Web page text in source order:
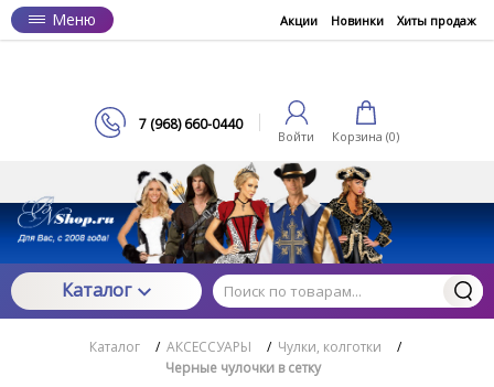
Меню Акции Новинки Хиты продаж
7 (968) 660-0440
Войти Корзина (0)
Каталог
Каталог / АКСЕССУАРЫ / Чулки, колготки
/
Черные чулочки в сетку